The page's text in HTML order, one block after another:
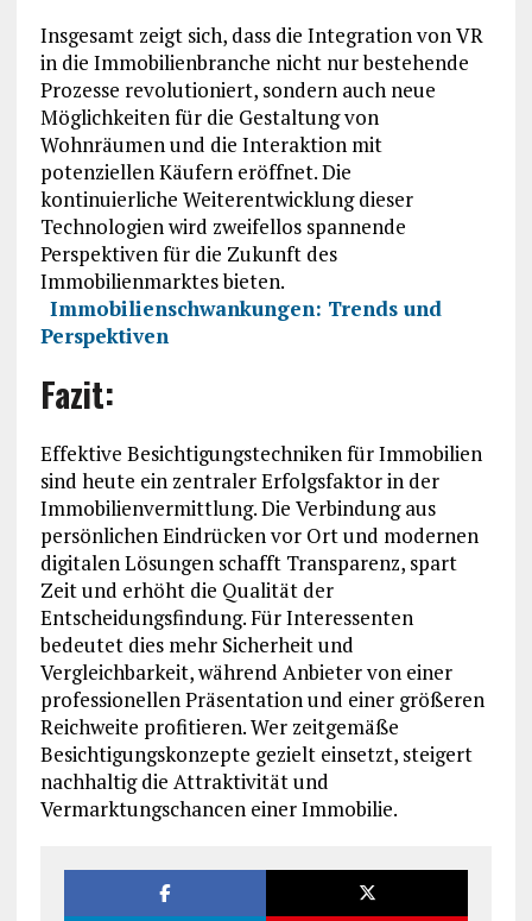
Insgesamt zeigt sich, dass die Integration von VR
in die Immobilienbranche nicht nur bestehende
Prozesse revolutioniert, sondern auch neue
Möglichkeiten für die Gestaltung von
Wohnräumen und die Interaktion mit
potenziellen Käufern eröffnet. Die
kontinuierliche Weiterentwicklung dieser
Technologien wird zweifellos spannende
Perspektiven für die Zukunft des
Immobilienmarktes bieten.
Immobilienschwankungen: Trends und
Perspektiven
Fazit:
Effektive Besichtigungstechniken für Immobilien
sind heute ein zentraler Erfolgsfaktor in der
Immobilienvermittlung. Die Verbindung aus
persönlichen Eindrücken vor Ort und modernen
digitalen Lösungen schafft Transparenz, spart
Zeit und erhöht die Qualität der
Entscheidungsfindung. Für Interessenten
bedeutet dies mehr Sicherheit und
Vergleichbarkeit, während Anbieter von einer
professionellen Präsentation und einer größeren
Reichweite profitieren. Wer zeitgemäße
Besichtigungskonzepte gezielt einsetzt, steigert
nachhaltig die Attraktivität und
Vermarktungschancen einer Immobilie.